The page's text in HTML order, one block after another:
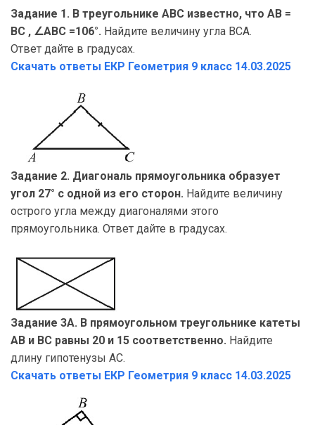
Задание 1. В треугольнике ABC известно, что AB =
BC , ∠ABC =106°. Найдите величину угла BCA.
Ответ дайте в градусах.
Скачать ответы ЕКР Геометрия 9 класс 14.03.2025
Задание 2. Диагональ прямоугольника образует
угол 27° с одной из его сторон. Найдите величину
острого угла между диагоналями этого
прямоугольника. Ответ дайте в градусах.
Задание 3А. В прямоугольном треугольнике катеты
AB и BC равны 20 и 15 соответственно. Найдите
длину гипотенузы AC.
Скачать ответы ЕКР Геометрия 9 класс 14.03.2025